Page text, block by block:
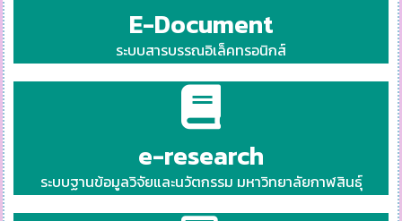
E-Document
ระบบสารบรรณอิเล็คทรอนิกส์
e-research
ระบบฐานข้อมูลวิจัยและนวัตกรรม มหาวิทยาลัยกาฬสินธุ์